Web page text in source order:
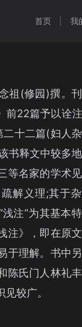
首页 我
祖(修园)撰。
前22篇予以诠
十二篇(妇人
书释文中较多
等名家的学术见
解义理;其于
注”为其基本特
注》，即在原
于理解。书中
陈氏门人林礼
较广。